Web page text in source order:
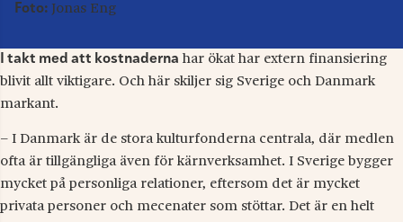
Foto: Jonas Eng
I takt med att kostnaderna har ökat har extern finansiering
blivit allt viktigare. Och här skiljer sig Sverige och Danmark
markant.
– I Danmark är de stora kulturfonderna centrala, där medlen
ofta är tillgängliga även för kärnverksamhet. I Sverige bygger
mycket på personliga relationer, eftersom det är mycket
privata personer och mecenater som stöttar. Det är en helt